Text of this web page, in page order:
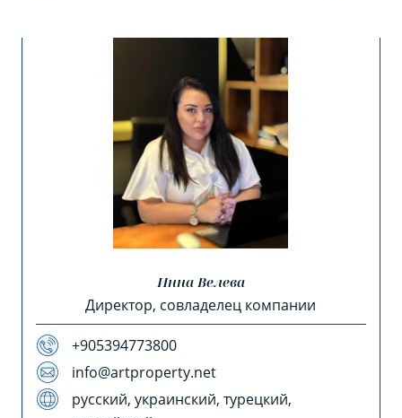
Инна Велева
Директор, совладелец компании
+905394773800
info@artproperty.net
русский, украинский, турецкий,